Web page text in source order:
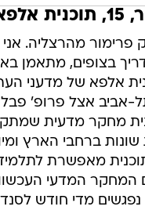
בצופים, מתאמן
אלפא של מדעני
אביב אצל פרופ' פבל
מחקר מדעית
שונות ברחבי הארץ
מאפשרת
המחקר המדעי
נפגשים מדי חודש